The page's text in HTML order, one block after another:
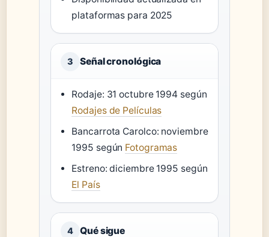
plataformas para 2025
3 Señal cronológica
Rodaje: 31 octubre 1994 según
Rodajes de Películas
Bancarrota Carolco: noviembre
1995 según Fotogramas
Estreno: diciembre 1995 según
El País
4 Qué sigue